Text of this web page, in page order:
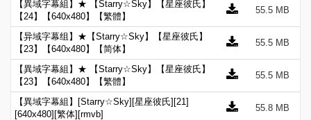
【異域字幕組】★ 【Starry☆Sky】【星座彼氏】
【24】【640x480】【繁體】
55.5 MB
【异域字幕组】★【Starry☆Sky】【星座彼氏】
【23】【640x480】【简体】
55.5 MB
【異域字幕組】★ 【Starry☆Sky】【星座彼氏】
【23】【640x480】【繁體】
55.5 MB
【異域字幕組】[Starry☆Sky][星座彼氏][21]
[640x480][繁体][rmvb]
55.8 MB